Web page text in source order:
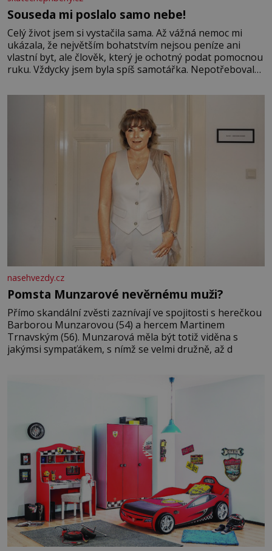
Souseda mi poslalo samo nebe!
Celý život jsem si vystačila sama. Až vážná nemoc mi
ukázala, že největším bohatstvím nejsou peníze ani
vlastní byt, ale člověk, který je ochotný podat pomocnou
ruku. Vždycky jsem byla spíš samotářka. Nepotřebovala
mi knihy, práce a hlavně klid. Hned po studiích jsem
nasehvezdy.cz
Pomsta Munzarové nevěrnému muži?
Přímo skandální zvěsti zaznívají ve spojitosti s herečkou
Barborou Munzarovou (54) a hercem Martinem
Trnavským (56). Munzarová měla být totiž viděna s
jakýmsi sympaťákem, s nímž se velmi družně, až d